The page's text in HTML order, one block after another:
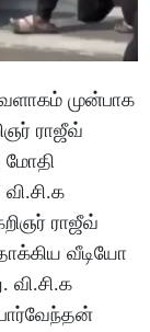
முன்பாக
ராஜீவ்
மோதி
ராஜீவ்
வீடியோ
வி.சி.க